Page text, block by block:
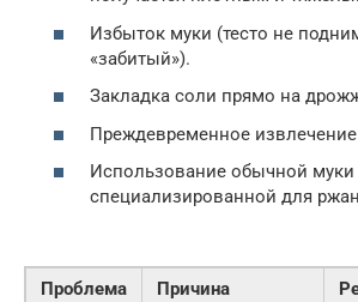
Избыток муки (тесто не
«забитый»).
Закладка соли прямо на
Преждевременное
Использование обычной муки
специализированной для
Проблема Причина